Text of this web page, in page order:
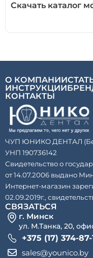
Скачать каталог
О КОМПАНИИ
ИНСТРУКЦИИ
КОНТАКТЫ
ЧУП ЮНИКО ДЕНТАЛ
УНП 190736142
Свидетельство о
от 14.07.2006 выдано
Интернет-магазин
02.09.2019г.,
СВЯЗАТЬСЯ
г. Минск
ул. М.Танка, 20,
+375 (17) 374-87-
sales@younico.by